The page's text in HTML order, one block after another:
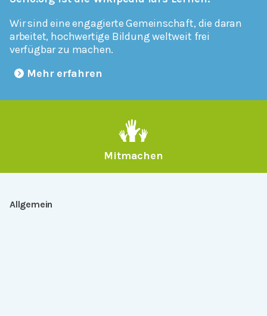
Wir sind eine engagierte Gemeinschaft, die daran
arbeitet, hochwertige Bildung weltweit frei
verfügbar zu machen.
Mehr erfahren
Mitmachen
Allgemein